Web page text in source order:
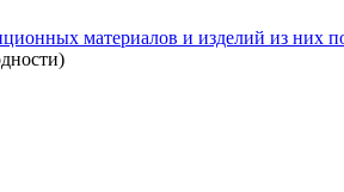
материалов и изделий из них